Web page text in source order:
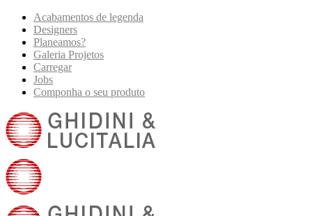
Acabamentos de legenda
Designers
Planeamos?
Galeria Projetos
Carregar
Jobs
Componha o seu produto